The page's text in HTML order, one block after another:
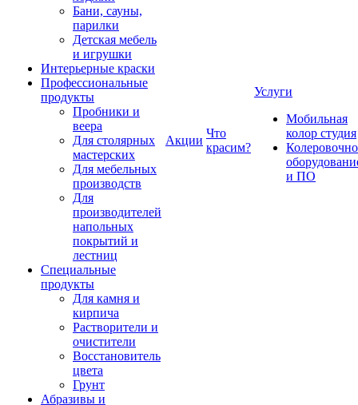
Бани, сауны,
парилки
Детская мебель
и игрушки
Интерьерные краски
Профессиональные
продукты
Пробники и
веера
Для столярных
мастерских
Для мебельных
производств
Для
производителей
напольных
покрытий и
лестниц
Специальные
продукты
Для камня и
кирпича
Растворители и
очистители
Восстановитель
цвета
Грунт
Абразивы и
Акции
Что
красим?
Услуги
Мобильная
колор студия
и ПО